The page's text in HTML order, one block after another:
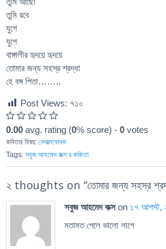
তুমি রবে
যুগে
যুগে
বাঙ্গালীর হৃদয়ে হৃদয়ে
তোমার জন্য সহস্র শ্রদ্ধা
হে বঙ্গ পিতা……..
Post Views: ৭১০
0.00 avg. rating (0% score) - 0 votes
কবিতার বিষয়: দেশাত্মবোধক
Tags: সবুজ আহমেদ কক্স র ককিতা
২ thoughts on “তোমার জন্য সহস্র
সবুজ আহমেদ কক্সon ১৭ আগস্ট,
মতামত পেলে ভালো লাগে